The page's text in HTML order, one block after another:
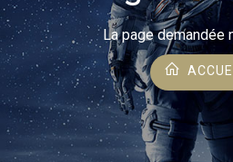
La page demandée